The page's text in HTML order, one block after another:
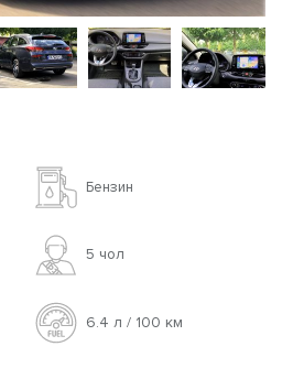
Бензин
5 чoл
6.4 л / 100 км